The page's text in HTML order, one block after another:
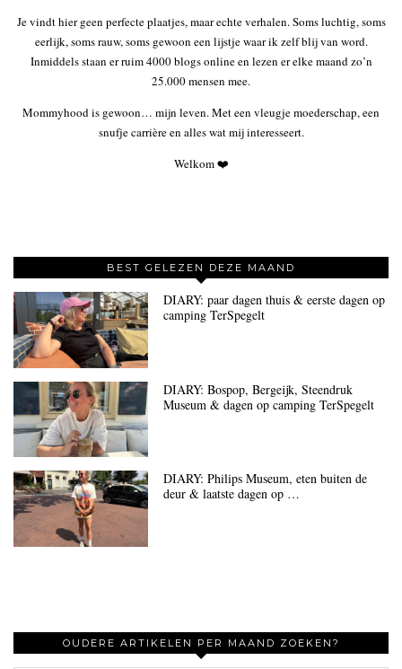
Je vindt hier geen perfecte plaatjes, maar echte verhalen. Soms luchtig, soms
eerlijk, soms rauw, soms gewoon een lijstje waar ik zelf blij van word.
Inmiddels staan er ruim 4000 blogs online en lezen er elke maand zo’n
25.000 mensen mee.
Mommyhood is gewoon… mijn leven. Met een vleugje moederschap, een
snufje carrière en alles wat mij interesseert.
Welkom ❤️
BEST GELEZEN DEZE MAAND
DIARY: paar dagen thuis & eerste dagen op
camping TerSpegelt
DIARY: Bospop, Bergeijk, Steendruk
Museum & dagen op camping TerSpegelt
DIARY: Philips Museum, eten buiten de
deur & laatste dagen op …
OUDERE ARTIKELEN PER MAAND ZOEKEN?